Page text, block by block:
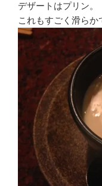
デザートはプリン。
これもすごく滑らか